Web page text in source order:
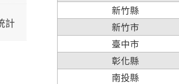
計
新竹縣
新竹市
臺中市
彰化縣
南投縣